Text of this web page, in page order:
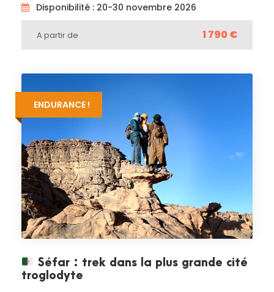
Disponibilité : 20-30 novembre 2026
A partir de 1 790 €
ENDURANCE !
Séfar : trek dans la plus grande cité
troglodyte